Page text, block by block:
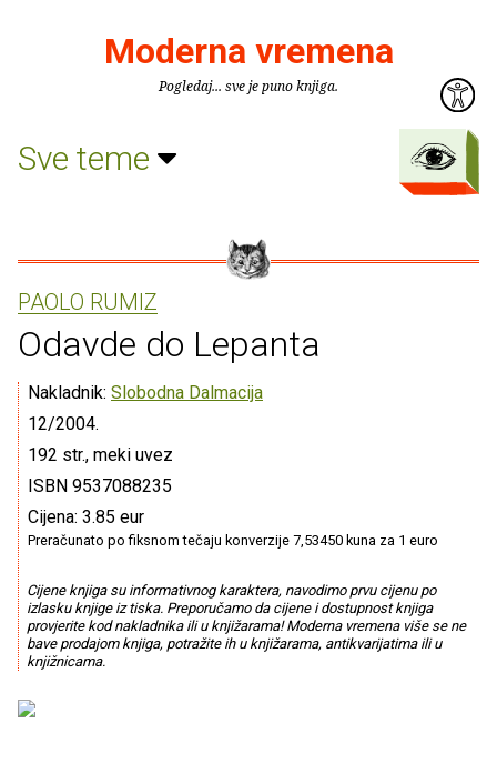
Moderna vremena
Pogledaj... sve je puno knjiga.
Sve teme
PAOLO RUMIZ
Odavde do Lepanta
Nakladnik: Slobodna Dalmacija
12/2004.
192 str., meki uvez
ISBN 9537088235
Cijena: 3.85 eur
Preračunato po fiksnom tečaju konverzije 7,53450 kuna za 1 euro
Cijene knjiga su informativnog karaktera, navodimo prvu cijenu po
izlasku knjige iz tiska. Preporučamo da cijene i dostupnost knjiga
provjerite kod nakladnika ili u knjižarama! Moderna vremena više se ne
bave prodajom knjiga, potražite ih u knjižarama, antikvarijatima ili u
knjižnicama.